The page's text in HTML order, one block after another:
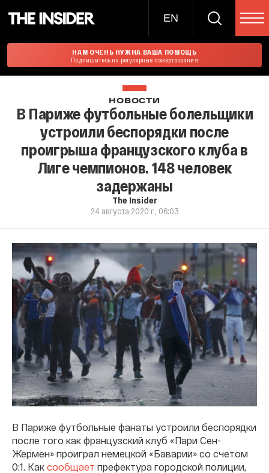
EN
НАМ ОЧЕНЬ НУЖНА ВАША ПОМОЩЬ
Подпишитесь на регулярные пожертвования
НОВОСТИ
В Париже футбольные болельщики
устроили беспорядки после
проигрыша французского клуба в
Лиге чемпионов. 148 человек
задержаны
The Insider
24 августа 2020 г., 06:03
В Париже футбольные фанаты устроили беспорядки
после того как французский клуб «Пари Сен-
Жермен» проиграл немецкой «Баварии» со счетом
0:1. Как сообщает префектура городской полиции,